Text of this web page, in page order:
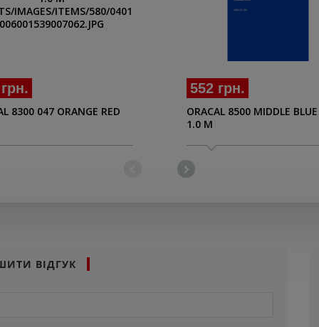
8300 047 ORANGE RED
552 грн.
ORACAL 8500 MIDDLE
1.0 M
ВІДГУК